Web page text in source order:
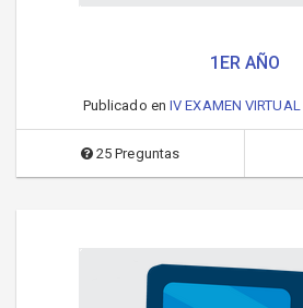
1ER AÑO
Publicado enIV EXAMEN VIRTUAL
25 Preguntas